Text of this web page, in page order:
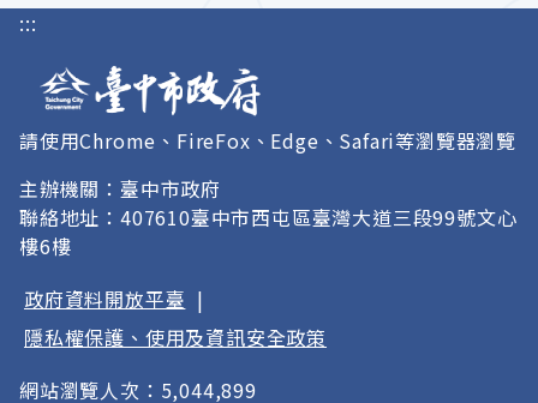
:::
請使用Chrome、FireFox、Edge、Safari等瀏覽器瀏覽
主辦機關：臺中市政府
聯絡地址：407610臺中市西屯區臺灣大道三段99號文心
樓6樓
政府資料開放平臺 |
隱私權保護、使用及資訊安全政策
網站瀏覽人次：5,044,899